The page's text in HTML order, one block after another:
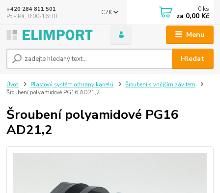
Menu
CZK
Hledat
+420 284 811 501
Po - Pá, 8:00-16:30
0 ks
za 0,00 Kč
Úvod Plastový systém ochrany kabelu
Šroubení s vnějším závitem
Šroubení polyamidové PG16 AD21,2
Šroubení polyamidové PG16
AD21,2